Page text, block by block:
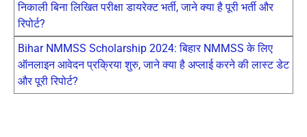
निकाली बिना लिखित परीक्षा डायरेक्ट भर्ती, जाने क्या है पूरी भर्ती और
रिपोर्ट?
Bihar NMMSS Scholarship 2024: बिहार NMMSS के लिए
ऑनलाइन आवेदन प्रक्रिया शुरु, जाने क्या है अप्लाई करने की लास्ट डेट
और पूरी रिपोर्ट?